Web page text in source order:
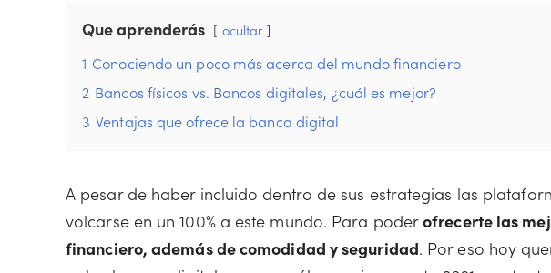
Que aprenderás ocultar
1 Conociendo un poco más acerca del mundo financiero
2 Bancos físicos vs. Bancos digitales, ¿cuál es mejor?
3 Ventajas que ofrece la banca digital
A pesar de haber incluido dentro de sus estrategias las
volcarse en un 100% a este mundo. Para poderofrecerte las
financiero, además de comodidad y seguridad. Por eso hoy